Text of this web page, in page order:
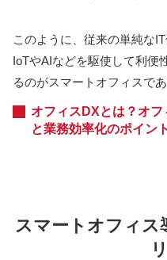
このように、従来の単純な
IoTやAIなどを駆使して利便
るのがスマートオフィスで
オフィスDXとは？オ
と業務効率化のポイン
スマートオフィス